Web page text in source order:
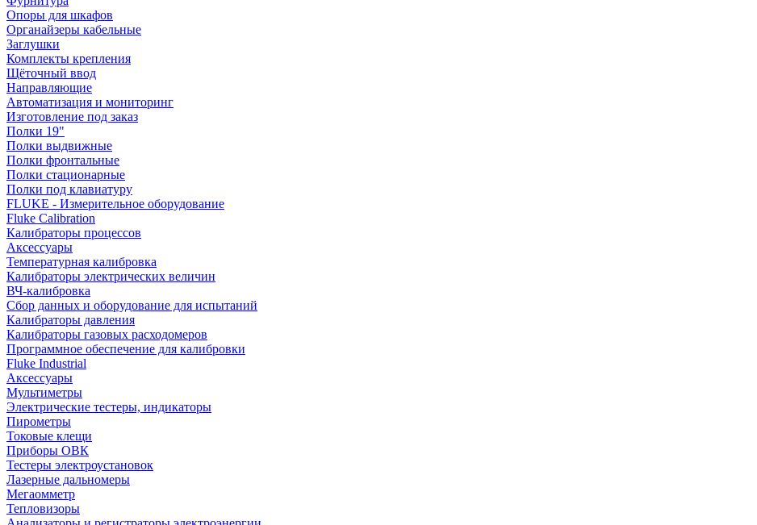
Опоры для шкафов
Органайзеры кабельные
Заглушки
Комплекты крепления
Щёточный ввод
Направляющие
Автоматизация и мониторинг
Изготовление под заказ
Полки 19"
Полки выдвижные
Полки фронтальные
Полки стационарные
Полки под клавиатуру
FLUKE - Измерительное оборудование
Fluke Calibration
Калибраторы процессов
Аксессуары
Температурная калибровка
Калибраторы электрических величин
ВЧ-калибровка
Сбор данных и оборудование для испытаний
Калибраторы давления
Калибраторы газовых расходомеров
Программное обеспечение для калибровки
Fluke Industrial
Аксессуары
Мультиметры
Электрические тестеры, индикаторы
Пирометры
Токовые клещи
Приборы ОВК
Тестеры электроустановок
Лазерные дальномеры
Мегаомметр
Тепловизоры